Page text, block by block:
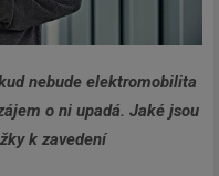
nebude elektromobilita
o ni upadá. Jaké jsou
k zavedení